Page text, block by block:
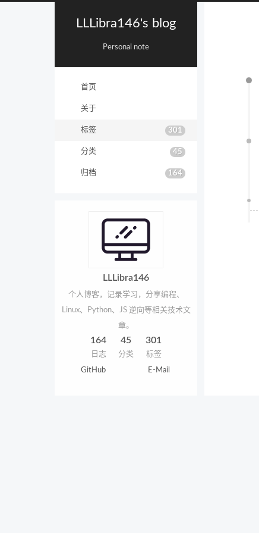
LLLibra146's blog
Personal note
首页
关于
标签 301
分类 45
归档 164
LLLibra146
个人博客，记录学习，分享编程、
Linux、Python、JS 逆向等相关技术文
章。
164
日志
45
分类
301
标签
GitHub E-Mail